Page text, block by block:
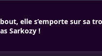
elle s’emporte sur sa
Sarkozy !